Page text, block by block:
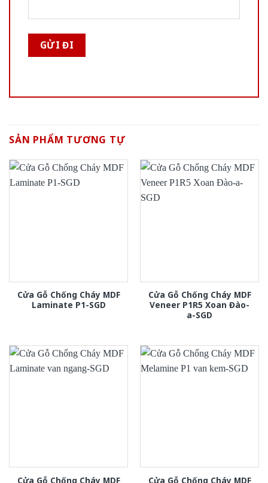
SẢN PHẨM TƯƠNG TỰ
Cửa Gỗ Chống Cháy MDF
Laminate P1-SGD
Cửa Gỗ Chống Cháy MDF
Veneer P1R5 Xoan Đào-
a-SGD
Cửa Gỗ Chống Cháy MDF Cửa Gỗ Chống Cháy MDF